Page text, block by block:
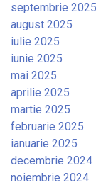
septembrie 2025
august 2025
iulie 2025
iunie 2025
mai 2025
aprilie 2025
martie 2025
februarie 2025
ianuarie 2025
decembrie 2024
noiembrie 2024